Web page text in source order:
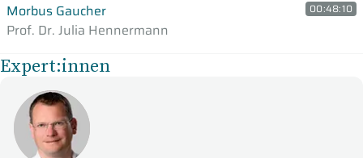
Morbus Gaucher
Prof. Dr. Julia Hennermann
00:48:10
Expert:innen